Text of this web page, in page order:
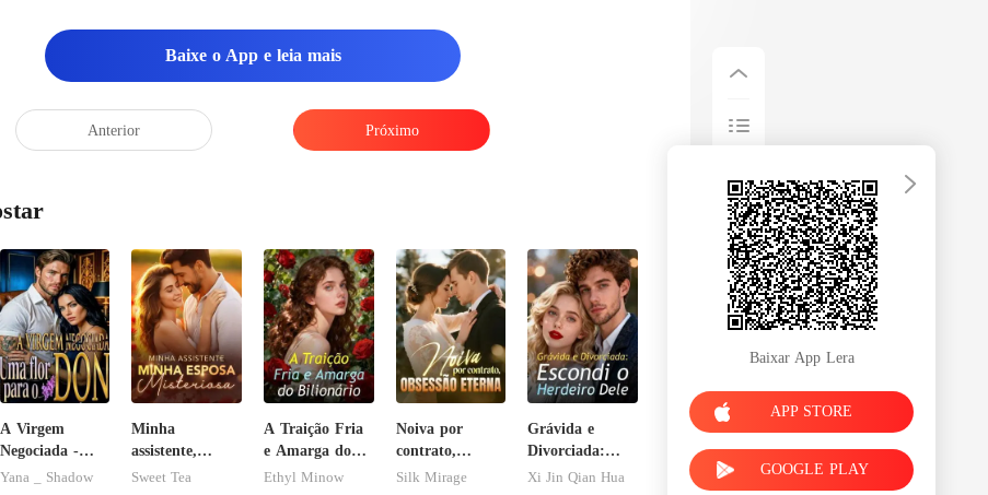
Baixe o App e leia mais
Anterior Próximo
A Virgem
Negociada -
Uma flor para
Yana _ Shadow
Minha
assistente,
minha esposa
Sweet Tea
A Traição Fria
e Amarga do
Bilionário
Ethyl Minow
Noiva por
contrato,
obsessão eterna
Silk Mirage
Grávida e
Divorciada:
Escondi o
Xi Jin Qian Hua
Baixar App Lera
APP STORE
GOOGLE PLAY